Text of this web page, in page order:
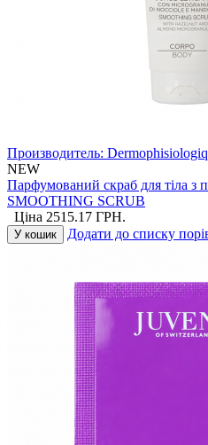
Производитель:
NEW
Парфумований скраб для тіла
SMOOTHING SCRUB
Ціна 2515.17 ГРН.
У кошик Додати до списку